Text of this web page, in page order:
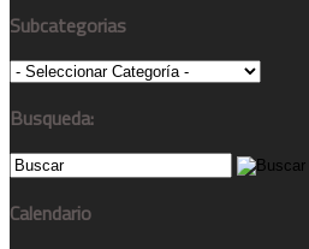
Subcategorias
Busqueda:
Calendario